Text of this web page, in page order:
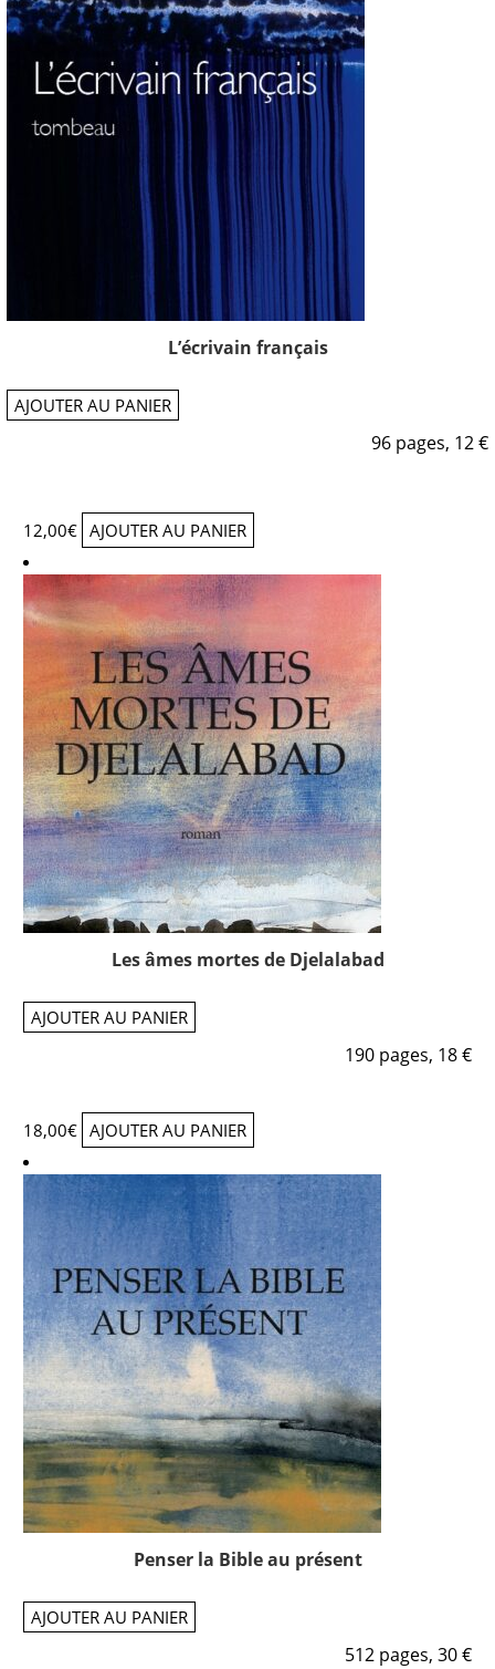
L’écrivain français
AJOUTER AU PANIER
96 pages, 12 €
12,00€ AJOUTER AU PANIER
Les âmes mortes de Djelalabad
AJOUTER AU PANIER
190 pages, 18 €
18,00€ AJOUTER AU PANIER
Penser la Bible au présent
AJOUTER AU PANIER
512 pages, 30 €